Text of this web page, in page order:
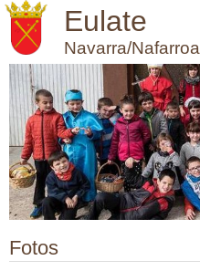
Eulate
Navarra/Nafarroa
Fotos